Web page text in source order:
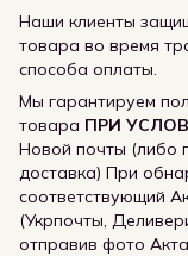
Наши клиенты
товара во время
способа оплаты.
Мы гарантируем
товара ПРИ
Новой почты (либо
доставка) При
соответствующий
(Укрпочты,
отправив фото